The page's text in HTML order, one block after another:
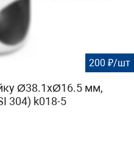
200 ₽/шт
Ø38.1хØ16.5 мм,
304) k018-5